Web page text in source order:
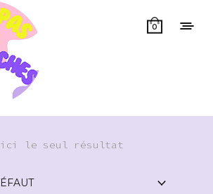
0
le seul résultat